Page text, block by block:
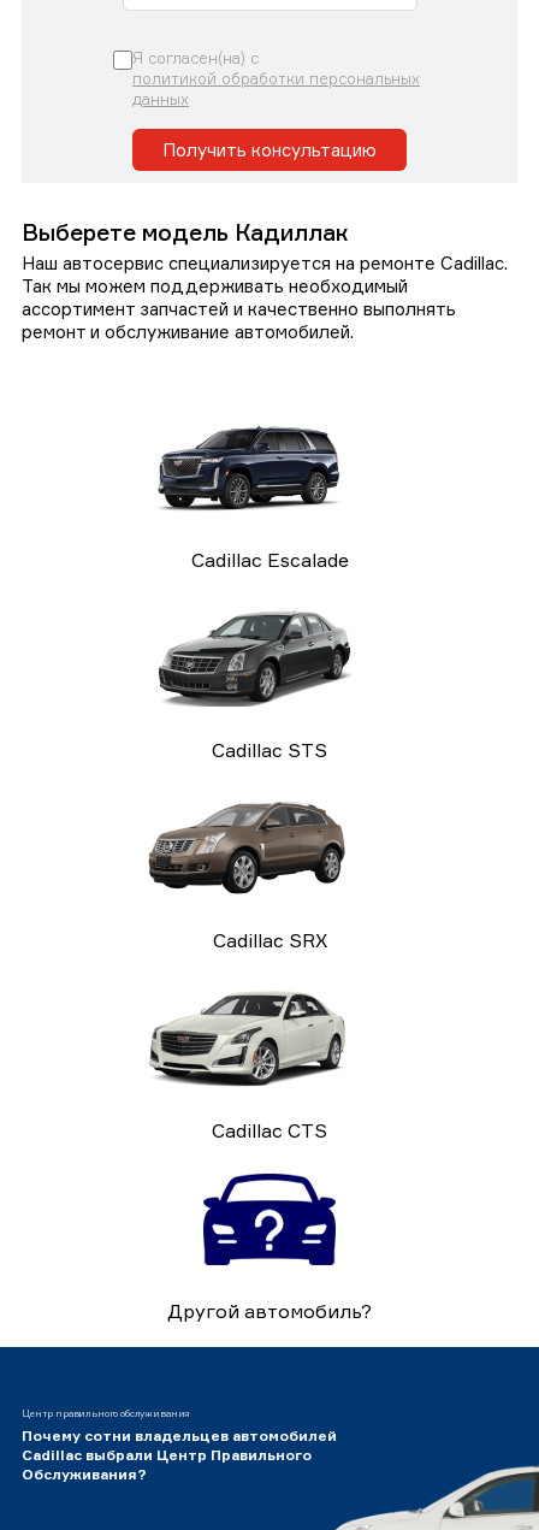
Я согласен(на) с
политикой обработки персональных
данных
Получить консультацию
Выберете модель Кадиллак
Наш автосервис специализируется на ремонте Cadillac.
Так мы можем поддерживать необходимый
ассортимент запчастей и качественно выполнять
ремонт и обслуживание автомобилей.
Cadillac Escalade
Cadillac STS
Cadillac SRX
Cadillac CTS
Другой автомобиль?
Центр правильного обслуживания
Почему сотни владельцев автомобилей
Cadillac выбрали Центр Правильного
Обслуживания?